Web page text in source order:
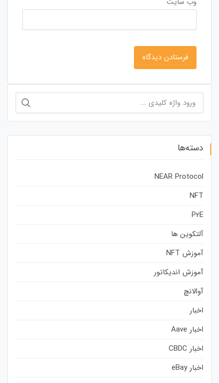
برای:
دسته‌ها
NEAR Protocol
NFT
P2E
آلتکوین ها
آموزش NFT
آموزش اندیکاتور
آوالانچ
اخبار
اخبار Aave
اخبار CBDC
اخبار eBay